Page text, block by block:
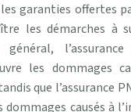
garanties offertes
les démarches à
les dommages
que l’assurance
dommages causés à